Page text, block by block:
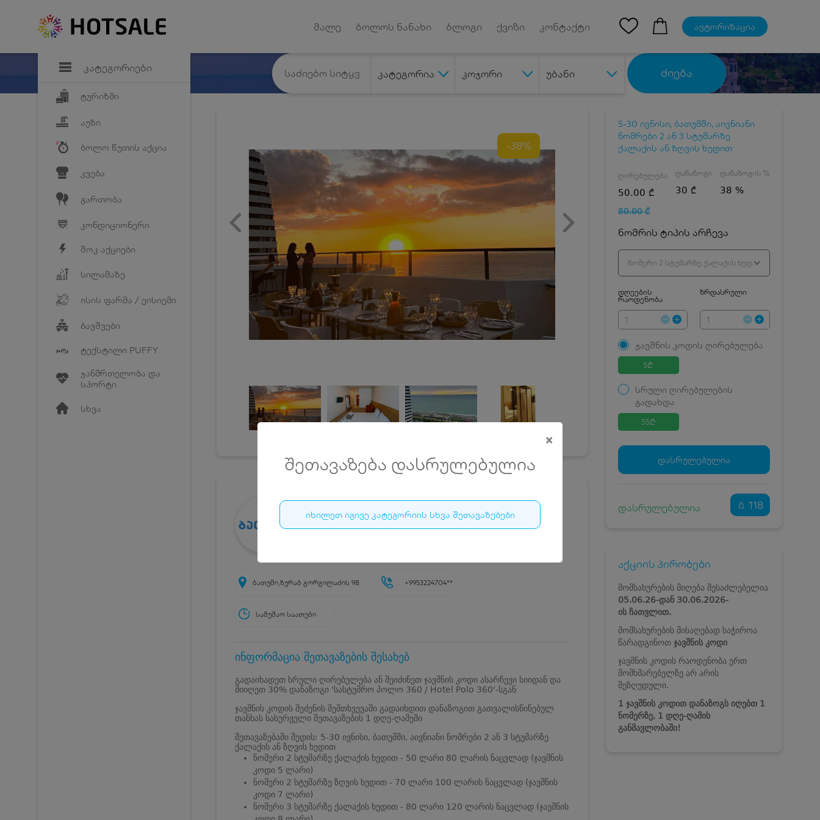
კატეგორიები
ტურიზმი
აუზი
ბოლო წუთის აქცია
კვება
გართობა
კონდიციონერი
შოკ აქციები
სილამაზე
ისის ფარმა / ეისიემი
ბავშვები
ტექსტილი PUFFY
ჯანმრთელობა და
სპორტი
სხვა
მალე ბოლოს ნანახი ბლოგი ქვიზი კონტაქტი ავტორიზაცია
კატეგორია კოჯორი უბანი ძიება
×
შეთავაზება დასრულებულია
იხილეთ იგივე კატეგორიის სხვა შეთავაზებები
-38%
სასტუმრო პოლო 360 • HOTEL POLO 360
5-30 ივნისი, ბათუმში, აივნიანი ნომრები 2 ან 3 სტუმარზე
ქალაქის ან ზღვის ხედით
ბათუმი,ზურაბ გორგილაძის 98 +9953224704**
სამუშაო საათები
ინფორმაცია შეთავაზების შესახებ
გადაიხადეთ სრული ღირებულება ან შეიძინეთ ჯავშნის კოდი ასარჩევი სიიდან და
მიიღეთ 30% დანაზოგი 'სასტუმრო პოლო 360 / Hotel Polo 360'-სგან
ჯავშნის კოდის შეძენის შემთხვევაში გადაიხდით დანაზოგით გათვალისწინებულ
თანხას სასურველი შეთავაზების 1 დღე-ღამეში
შეთავაზებაში შედის: 5-30 ივნისი, ბათუმში, აივნიანი ნომრები 2 ან 3 სტუმარზე
ქალაქის ან ზღვის ხედით
ნომერი 2 სტუმარზე ქალაქის ხედით - 50 ლარი 80 ლარის ნაცვლად (ჯავშნის
კოდი 5 ლარი)
ნომერი 2 სტუმარზე ზღვის ხედით - 70 ლარი 100 ლარის ნაცვლად (ჯავშნის
კოდი 7 ლარი)
ნომერი 3 სტუმარზე ქალაქის ხედით - 80 ლარი 120 ლარის ნაცვლად (ჯავშნის
5-30 ივნისი, ბათუმში, აივნიანი
ნომრები 2 ან 3 სტუმარზე
ქალაქის ან ზღვის ხედით
ღირებულება
50.00 ₾
80.00 ₾
დანაზოგი
30 ₾
დანაზოგის %
38 %
ნომრის ტიპის არჩევა
ნომერი 2 სტუმარზე ქალაქის ხედით
დღეების
რაოდენობა
ზრდასრული
ჯავშნის კოდის ღირებულება
5₾
სრული ღირებულების
გადახდა
55₾
ჯავშნის კოდი
5 ₾
დამატებითი საწოლი
კვება
0 ₾
50 ₾
დასრულებულია
დასრულებულია 118
აქციის პირობები
მომსახურების მიღება შესაძლებელია
05.06.26-დან 30.06.2026-
ის ჩათვლით.
მომსახურების მისაღებად საჭიროა
წარადგინოთ ჯავშნის კოდი
ჯავშნის კოდის რაოდენობა ერთ
მომხმარებელზე არ არის
შეზღუდული.
1 ჯავშნის კოდით დანაზოგს იღებთ 1
ნომერზე, 1 დღე-ღამის
განმავლობაში!